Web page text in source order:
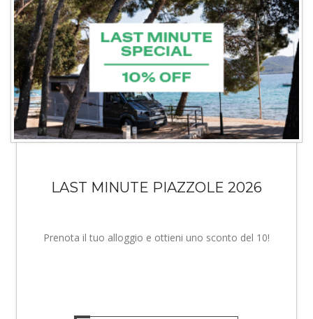
LAST MINUTE PIAZZOLE 2026
Prenota il tuo alloggio e ottieni uno sconto del 10!